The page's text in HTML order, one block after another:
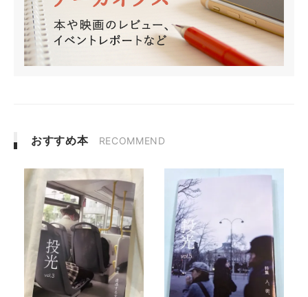
おすすめ本 RECOMMEND